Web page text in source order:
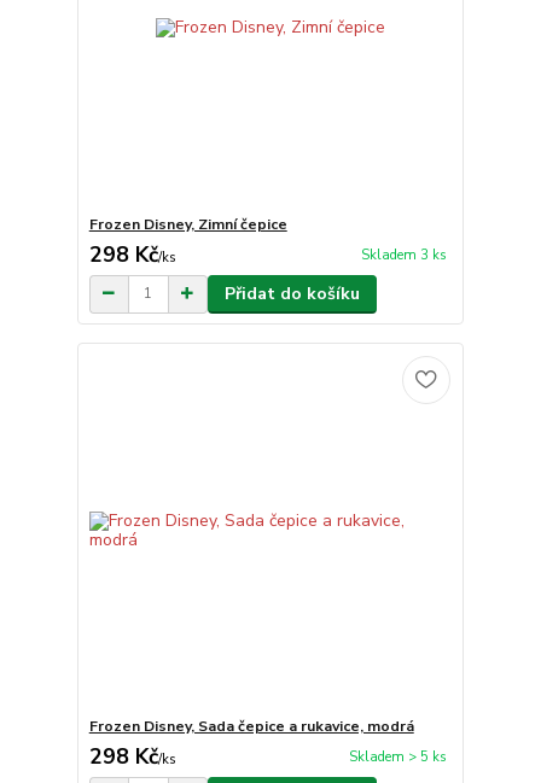
Frozen Disney, Zimní čepice
298 Kč/ks Skladem 3 ks
Přidat do košíku
Frozen Disney, Sada čepice a rukavice, modrá
298 Kč/ks Skladem > 5 ks